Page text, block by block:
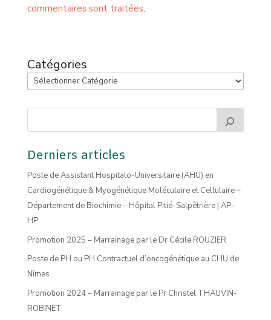
commentaires sont traitées.
Catégories
Derniers articles
Poste de Assistant Hospitalo-Universitaire (AHU) en
Cardiogénétique & Myogénétique Moléculaire et Cellulaire –
Département de Biochimie – Hôpital Pitié-Salpêtrière | AP-
HP
Promotion 2025 – Marrainage par le Dr Cécile ROUZIER
Poste de PH ou PH Contractuel d’oncogénétique au CHU de
Nîmes
Promotion 2024 – Marrainage par le Pr Christel THAUVIN-
ROBINET